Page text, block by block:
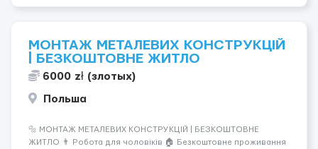
МОНТАЖ МЕТАЛЕВИХ КОНСТРУКЦІЙ
| БЕЗКОШТОВНЕ ЖИТЛО
6000 zł (злотых)
Польша
🔩 МОНТАЖ МЕТАЛЕВИХ КОНСТРУКЦІЙ | БЕЗКОШТОВНЕ
ЖИТЛО 👨 Робота для чоловіків 🏠 Безкоштовне проживання